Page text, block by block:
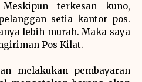
terkesan kuno,
setia kantor pos.
lebih murah. Maka saya
Pos Kilat.
melakukan pembayaran